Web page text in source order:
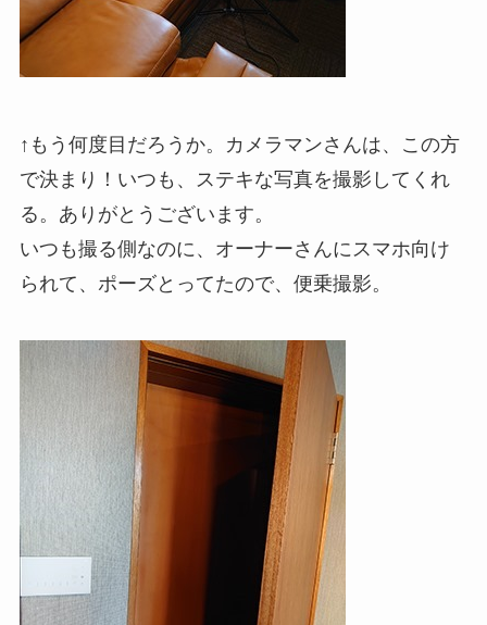
↑もう何度目だろうか。カメラマンさんは、この方
で決まり！いつも、ステキな写真を撮影してくれ
る。ありがとうございます。
いつも撮る側なのに、オーナーさんにスマホ向け
られて、ポーズとってたので、便乗撮影。